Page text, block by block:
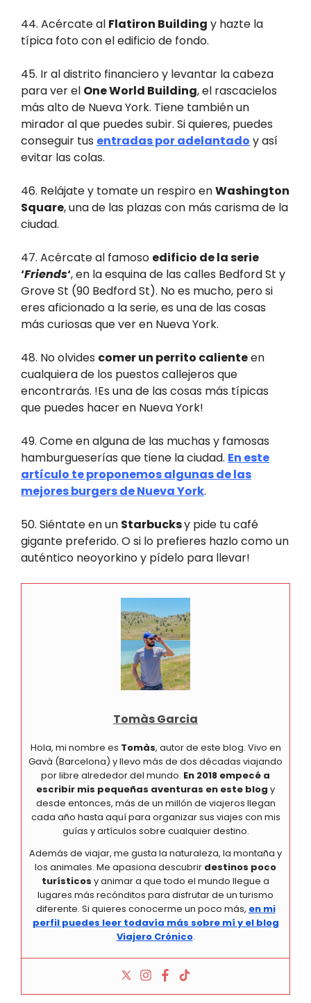
44. Acércate al Flatiron Building y hazte la
típica foto con el edificio de fondo.
45. Ir al distrito financiero y levantar la cabeza
para ver el One World Building, el rascacielos
más alto de Nueva York. Tiene también un
mirador al que puedes subir. Si quieres, puedes
conseguir tus entradas por adelantado y así
evitar las colas.
46. Relájate y tomate un respiro enWashington
Square, una de las plazas con más carisma de la
ciudad.
47. Acércate al famoso edificio de la serie
‘Friends‘, en la esquina de las calles Bedford St y
Grove St (90 Bedford St). No es mucho, pero si
eres aficionado a la serie, es una de las cosas
más curiosas que ver en Nueva York.
48. No olvides comer un perrito calienteen
cualquiera de los puestos callejeros que
encontrarás. !Es una de las cosas más típicas
que puedes hacer en Nueva York!
49. Come en alguna de las muchas y famosas
hamburgueserías que tiene la ciudad. En este
artículo te proponemos algunas de las
mejores burgers de Nueva York.
50. Siéntate en un Starbucksy pide tu café
gigante preferido. O si lo prefieres hazlo como un
auténtico neoyorkino y pídelo para llevar!
Tomàs Garcia
Hola, mi nombre es Tomàs, autor de este blog. Vivo en
Gavà (Barcelona) y llevo más de dos décadas viajando
por libre alrededor del mundo. En 2018 empecé a
escribir mis pequeñas aventuras en este blog y
desde entonces, más de un millón de viajeros llegan
cada año hasta aquí para organizar sus viajes con mis
guías y artículos sobre cualquier destino.
Además de viajar, me gusta la naturaleza, la montaña y
los animales. Me apasiona descubrir destinos poco
turísticos y animar a que todo el mundo llegue a
lugares más recónditos para disfrutar de un turismo
diferente. Si quieres conocerme un poco más, en mi
perfil puedes leer todavía más sobre mí y el blog
Viajero Crónico.